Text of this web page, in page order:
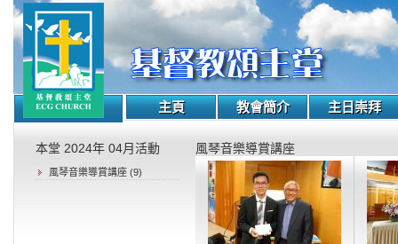
主頁 教會簡介 主日崇拜
本堂 2024年 04月活動
風琴音樂導賞講座 (9)
風琴音樂導賞講座